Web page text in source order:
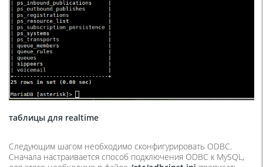
таблицы для realtime
Следующим шагом необходимо сконфигурировать ODBC.
Сначала настраивается способ подключения ODBC к MySQL,